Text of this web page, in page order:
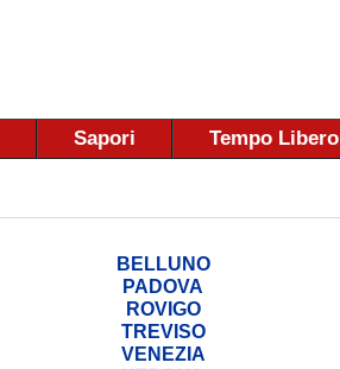
Sapori Tempo Libero
BELLUNO
PADOVA
ROVIGO
TREVISO
VENEZIA